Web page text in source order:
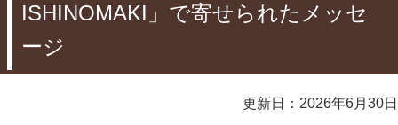
ISHINOMAKI」で寄せられたメッセ
ージ
更新日：2026年6月30日